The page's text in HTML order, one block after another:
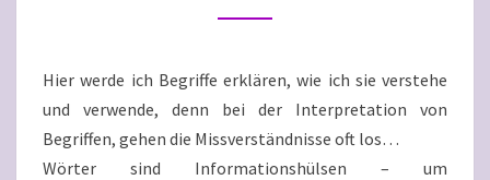
Hier werde ich Begriffe erklären, wie ich sie verstehe
und verwende, denn bei der Interpretation von
Begriffen, gehen die Missverständnisse oft los…
Wörter sind Informationshülsen – um